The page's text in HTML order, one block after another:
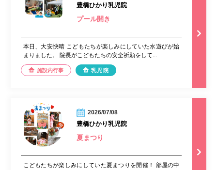
豊橋ひかり乳児院
プール開き
本日、大安快晴 こどもたちが楽しみにしていた水遊びが始
まりました。 院長がこどもたちの安全祈願をして...
施設内行事 乳児院
2026/07/08
豊橋ひかり乳児院
夏まつり
こどもたちが楽しみにしていた夏まつりを開催！ 部屋の中